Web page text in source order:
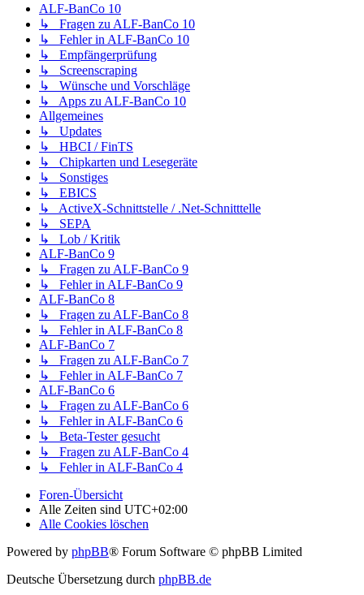
ALF-BanCo 10
↳ Fragen zu ALF-BanCo 10
↳ Fehler in ALF-BanCo 10
↳ Empfängerprüfung
↳ Screenscraping
↳ Wünsche und Vorschläge
↳ Apps zu ALF-BanCo 10
Allgemeines
↳ Updates
↳ HBCI / FinTS
↳ Chipkarten und Lesegeräte
↳ Sonstiges
↳ EBICS
↳ ActiveX-Schnittstelle / .Net-Schnitttelle
↳ SEPA
↳ Lob / Kritik
ALF-BanCo 9
↳ Fragen zu ALF-BanCo 9
↳ Fehler in ALF-BanCo 9
ALF-BanCo 8
↳ Fragen zu ALF-BanCo 8
↳ Fehler in ALF-BanCo 8
ALF-BanCo 7
↳ Fragen zu ALF-BanCo 7
↳ Fehler in ALF-BanCo 7
ALF-BanCo 6
↳ Fragen zu ALF-BanCo 6
↳ Fehler in ALF-BanCo 6
↳ Beta-Tester gesucht
↳ Fragen zu ALF-BanCo 4
↳ Fehler in ALF-BanCo 4
Foren-Übersicht
Alle Zeiten sind UTC+02:00
Alle Cookies löschen
Powered by phpBB® Forum Software © phpBB Limited
Deutsche Übersetzung durch phpBB.de